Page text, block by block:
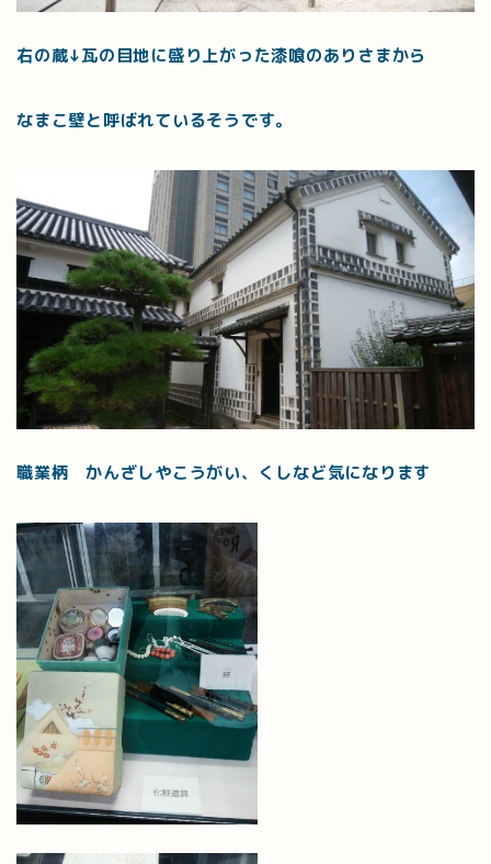
右の蔵↓瓦の目地に盛り上がった漆喰のありさまから
なまこ壁と呼ばれているそうです。
職業柄 かんざしやこうがい、くしなど気になります